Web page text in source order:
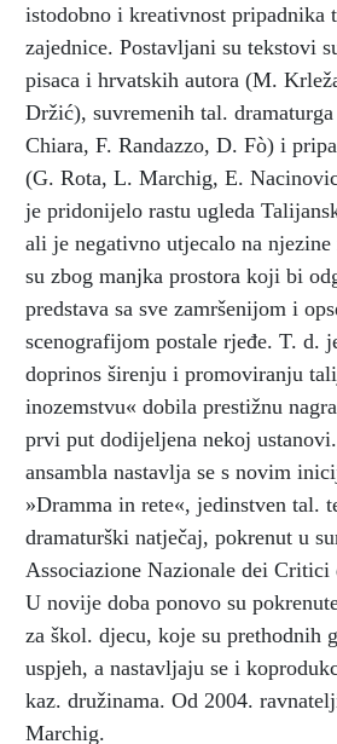
istodobno i kreativnost pripadnika
zajednice. Postavljani su tekstovi
pisaca i hrvatskih autora (M.
Držić), suvremenih tal.
Chiara, F. Randazzo, D. Fò) i
(G. Rota, L. Marchig, E.
je pridonijelo rastu ugleda
ali je negativno utjecalo na
su zbog manjka prostora koji bi
predstava sa sve zamršenijom i
scenografijom postale rjeđe. T. d.
doprinos širenju i promoviranju
inozemstvu« dobila prestižnu
prvi put dodijeljena nekoj
ansambla nastavlja se s novim
»Dramma in rete«, jedinstven tal.
dramaturški natječaj, pokrenut u
Associazione Nazionale dei
U novije doba ponovo su
za škol. djecu, koje su prethodnih
uspjeh, a nastavljaju se i
kaz. družinama. Od 2004.
Marchig.